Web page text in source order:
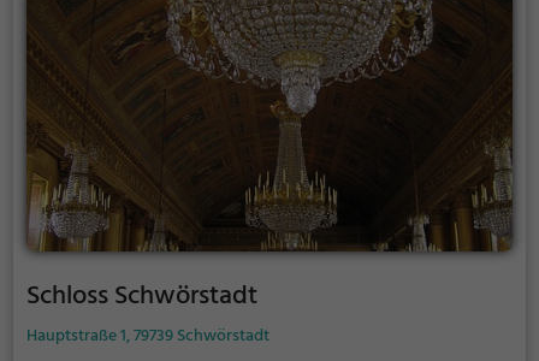
Schloss Schwörstadt
Hauptstraße 1, 79739 Schwörstadt